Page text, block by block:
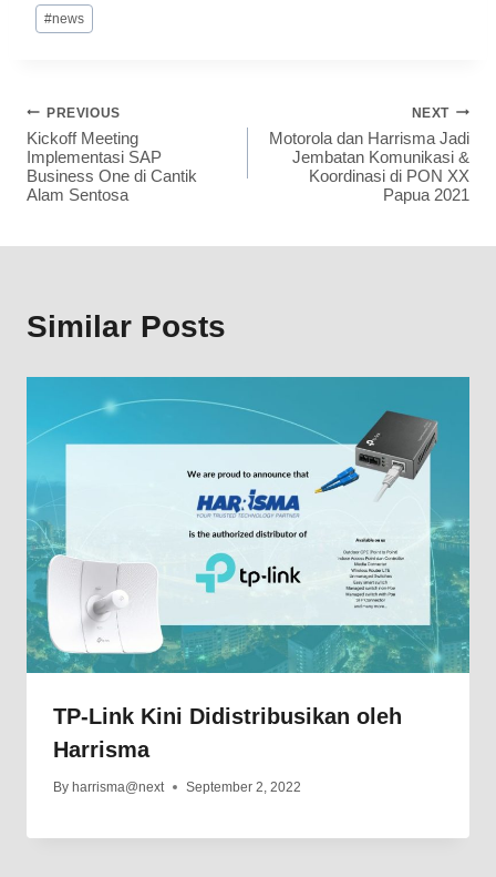
#news
PREVIOUS
Kickoff Meeting
Implementasi SAP
Business One di Cantik
Alam Sentosa
NEXT
Motorola dan Harrisma Jadi
Jembatan Komunikasi &
Koordinasi di PON XX
Papua 2021
Similar Posts
TP-Link Kini Didistribusikan oleh
Harrisma
By harrisma@next September 2, 2022